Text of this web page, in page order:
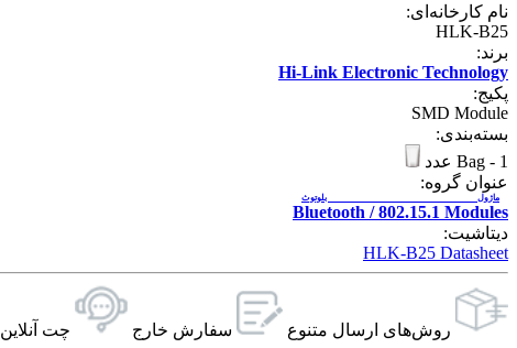
نام کارخانه‌ای:
HLK-B25
برند:
Hi-Link Electronic Technology
پکیج:
SMD Module
بسته‌بندی:
Bag - 1 عدد
عنوان گروه:
Bluetooth / 802.15.1 Modules
ماژول بلوتوث
دیتاشیت:
HLK-B25 Datasheet
روش‌های ارسال‌ متنوع سفارش خارج چت آنلاین